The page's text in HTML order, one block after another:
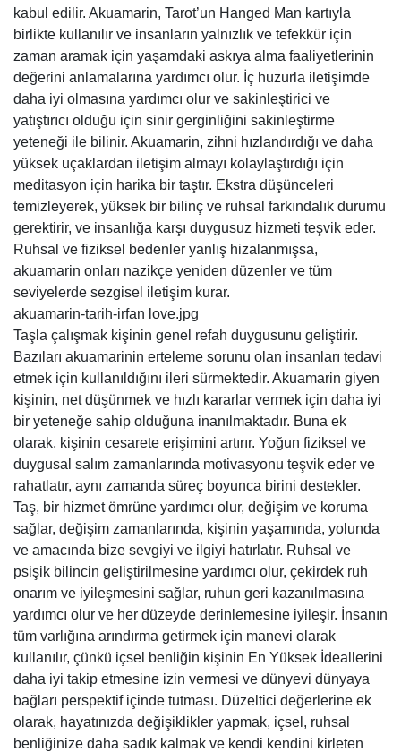
kabul edilir. Akuamarin, Tarot’un Hanged Man kartıyla
birlikte kullanılır ve insanların yalnızlık ve tefekkür için
zaman aramak için yaşamdaki askıya alma faaliyetlerinin
değerini anlamalarına yardımcı olur. İç huzurla iletişimde
daha iyi olmasına yardımcı olur ve sakinleştirici ve
yatıştırıcı olduğu için sinir gerginliğini sakinleştirme
yeteneği ile bilinir. Akuamarin, zihni hızlandırdığı ve daha
yüksek uçaklardan iletişim almayı kolaylaştırdığı için
meditasyon için harika bir taştır. Ekstra düşünceleri
temizleyerek, yüksek bir bilinç ve ruhsal farkındalık durumu
gerektirir, ve insanlığa karşı duygusuz hizmeti teşvik eder.
Ruhsal ve fiziksel bedenler yanlış hizalanmışsa,
akuamarin onları nazikçe yeniden düzenler ve tüm
seviyelerde sezgisel iletişim kurar.
akuamarin-tarih-irfan love.jpg
Taşla çalışmak kişinin genel refah duygusunu geliştirir.
Bazıları akuamarinin erteleme sorunu olan insanları tedavi
etmek için kullanıldığını ileri sürmektedir. Akuamarin giyen
kişinin, net düşünmek ve hızlı kararlar vermek için daha iyi
bir yeteneğe sahip olduğuna inanılmaktadır. Buna ek
olarak, kişinin cesarete erişimini artırır. Yoğun fiziksel ve
duygusal salım zamanlarında motivasyonu teşvik eder ve
rahatlatır, aynı zamanda süreç boyunca birini destekler.
Taş, bir hizmet ömrüne yardımcı olur, değişim ve koruma
sağlar, değişim zamanlarında, kişinin yaşamında, yolunda
ve amacında bize sevgiyi ve ilgiyi hatırlatır. Ruhsal ve
psişik bilincin geliştirilmesine yardımcı olur, çekirdek ruh
onarım ve iyileşmesini sağlar, ruhun geri kazanılmasına
yardımcı olur ve her düzeyde derinlemesine iyileşir. İnsanın
tüm varlığına arındırma getirmek için manevi olarak
kullanılır, çünkü içsel benliğin kişinin En Yüksek İdeallerini
daha iyi takip etmesine izin vermesi ve dünyevi dünyaya
bağları perspektif içinde tutması. Düzeltici değerlerine ek
olarak, hayatınızda değişiklikler yapmak, içsel, ruhsal
benliğinize daha sadık kalmak ve kendi kendini kirleten